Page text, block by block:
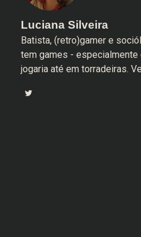
Luciana Silveira
Batista, (retro)gamer e
tem games - especialmente
jogaria até em torradeiras.